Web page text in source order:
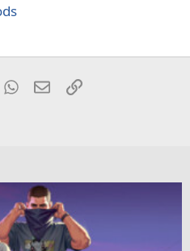
WhatsApp
E-MailLink